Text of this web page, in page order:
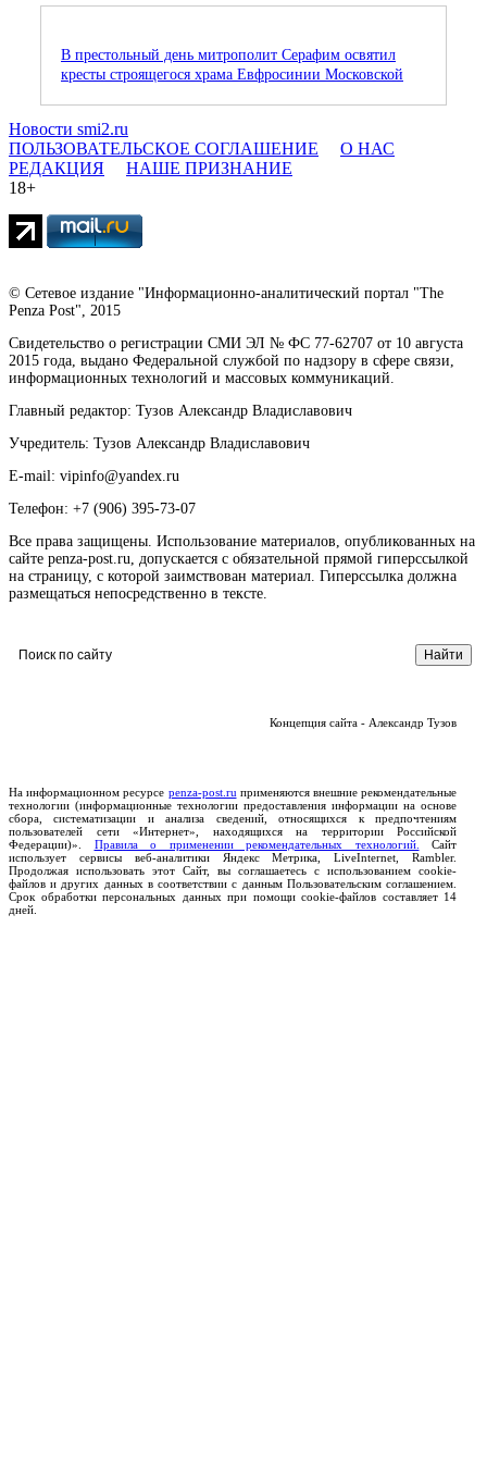
В престольный день митрополит Серафим освятил
кресты строящегося храма Евфросинии Московской
Новости smi2.ru
ПОЛЬЗОВАТЕЛЬСКОЕ СОГЛАШЕНИЕ
О НАС
РЕДАКЦИЯ
НАШЕ ПРИЗНАНИЕ
18+
© Сетевое издание "Информационно-аналитический портал "The
Penza Post", 2015
Свидетельство о регистрации СМИ ЭЛ № ФС 77-62707 от 10 августа
2015 года, выдано Федеральной службой по надзору в сфере связи,
информационных технологий и массовых коммуникаций.
Главный редактор: Тузов Александр Владиславович
Учредитель: Тузов Александр Владиславович
E-mail: vipinfo@yandex.ru
Телефон: +7 (906) 395-73-07
Все права защищены. Использование материалов, опубликованных на
сайте penza-post.ru, допускается с обязательной прямой гиперссылкой
на страницу, с которой заимствован материал. Гиперссылка должна
размещаться непосредственно в тексте.
Концепция сайта - Александр Тузов
На информационном ресурсе penza-post.ru применяются внешние рекомендательные
технологии (информационные технологии предоставления информации на основе
сбора, систематизации и анализа сведений, относящихся к предпочтениям
пользователей сети «Интернет», находящихся на территории Российской
Федерации)». Правила о применении рекомендательных технологий.
Сайт
использует сервисы веб-аналитики Яндекс Метрика, LiveInternet, Rambler.
Продолжая использовать этот Сайт, вы соглашаетесь с использованием cookie-
файлов и других данных в соответствии с данным Пользовательским соглашением.
Срок обработки персональных данных при помощи cookie-файлов составляет 14
дней.